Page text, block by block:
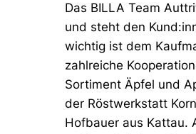
Das BILLA Team
und steht den
wichtig ist dem
zahlreiche
Sortiment Äpfel und
der Röstwerkstatt
Hofbauer aus Kattau.